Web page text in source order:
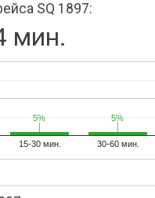
SQ 1897:
мин.
15-30 мин. 30-60 мин.
5%
5% 5%
5%